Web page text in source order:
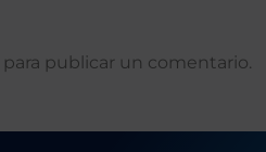
para publicar un comentario.